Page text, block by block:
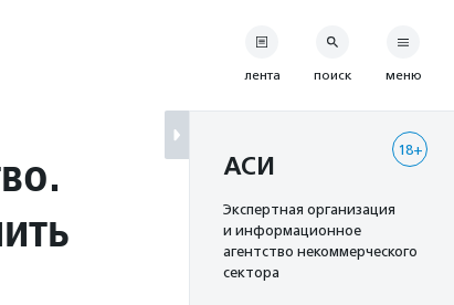
лента поиск меню
18+
АСИ
Экспертная организация
и информационное
агентство некоммерческого
сектора